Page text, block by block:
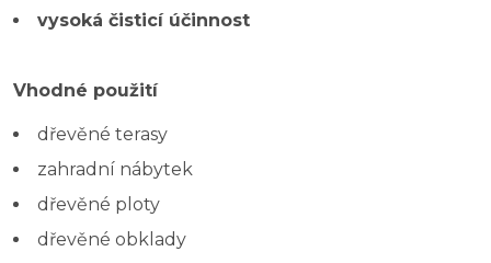
vysoká čisticí účinnost
Vhodné použití
dřevěné terasy
zahradní nábytek
dřevěné ploty
dřevěné obklady